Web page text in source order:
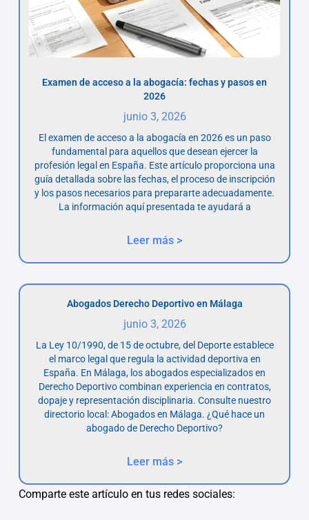
Examen de acceso a la abogacía: fechas y pasos en
2026
junio 3, 2026
El examen de acceso a la abogacía en 2026 es un paso
fundamental para aquellos que desean ejercer la
profesión legal en España. Este artículo proporciona una
guía detallada sobre las fechas, el proceso de inscripción
y los pasos necesarios para prepararte adecuadamente.
La información aquí presentada te ayudará a
Leer más >
Abogados Derecho Deportivo en Málaga
junio 3, 2026
La Ley 10/1990, de 15 de octubre, del Deporte establece
el marco legal que regula la actividad deportiva en
España. En Málaga, los abogados especializados en
Derecho Deportivo combinan experiencia en contratos,
dopaje y representación disciplinaria. Consulte nuestro
directorio local: Abogados en Málaga. ¿Qué hace un
abogado de Derecho Deportivo?
Leer más >
Comparte este artículo en tus redes sociales: